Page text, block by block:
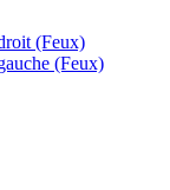
(Feux)
(Feux)